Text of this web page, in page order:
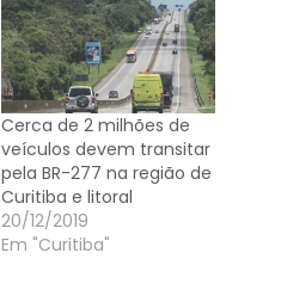
Cerca de 2 milhões de
veículos devem transitar
pela BR-277 na região de
Curitiba e litoral
20/12/2019
Em "Curitiba"